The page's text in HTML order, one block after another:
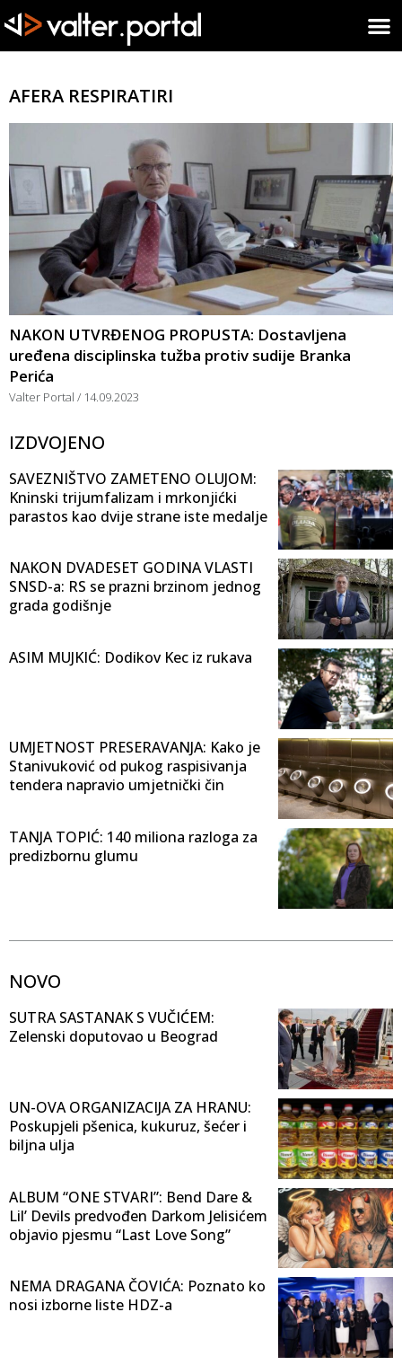
AFERA RESPIRATIRI
NAKON UTVRĐENOG PROPUSTA: Dostavljena
uređena disciplinska tužba protiv sudije Branka
Perića
Valter Portal 14.09.2023
IZDVOJENO
SAVEZNIŠTVO ZAMETENO OLUJOM:
Kninski trijumfalizam i mrkonjićki
parastos kao dvije strane iste medalje
NAKON DVADESET GODINA VLASTI
SNSD-a: RS se prazni brzinom jednog
grada godišnje
ASIM MUJKIĆ: Dodikov Kec iz rukava
UMJETNOST PRESERAVANJA: Kako je
Stanivuković od pukog raspisivanja
tendera napravio umjetnički čin
TANJA TOPIĆ: 140 miliona razloga za
predizbornu glumu
NOVO
SUTRA SASTANAK S VUČIĆEM:
Zelenski doputovao u Beograd
UN-OVA ORGANIZACIJA ZA HRANU:
Poskupjeli pšenica, kukuruz, šećer i
biljna ulja
ALBUM “ONE STVARI”: Bend Dare &
Lil’ Devils predvođen Darkom Jelisićem
objavio pjesmu “Last Love Song”
NEMA DRAGANA ČOVIĆA: Poznato ko
nosi izborne liste HDZ-a